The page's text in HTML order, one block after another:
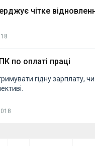
чітке
по оплаті праці
гідну зарплату,